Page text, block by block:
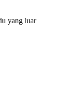
yang luar